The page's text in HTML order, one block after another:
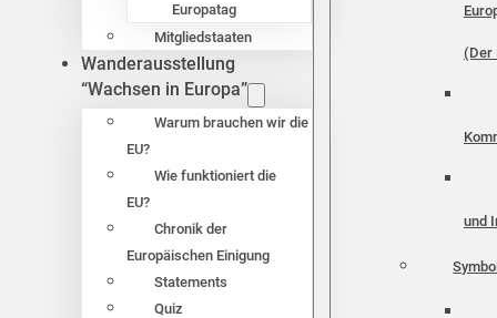
Europatag
Mitgliedstaaten
Wanderausstellung
“Wachsen in Europa”
Warum brauchen wir die
EU?
Wie funktioniert die
EU?
Chronik der
Europäischen Einigung
Statements
Quiz
(Der
und